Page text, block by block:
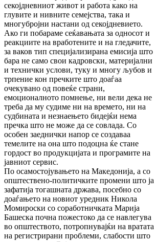
секојдневниот живот и работа како на
глувите и нивните семејства, така и
многубројни настани од секојдневието.
Ако ги побараме сеќавањата за односот и
реакциите на вработените и на гледачите,
за ваков тип специјализирана емисија што
бара не само свои кадровски, материјални
и технички услови, туку и многу љубов и
трпение кон пречките што доаѓаа
очекувано од повеќе страни,
емоционалното помнење, ни вели дека не
треба да му судиме ни на времето, ни на
судбината и незнаењето бидејќи нема
пречка што не може да се совлада. Со
особен заеднички напор се создаваа
темелите на она што подоцна ќе стане
гордост во продукцијата и програмите на
јавниот сервис.
По осамостојувањето на Македонија, а со
општествено-политичките промени што ја
зафатија тогашната држава, посебно со
доаѓањето на новиот уредник Никола
Момироски со соработничката Марија
Башеска почна пожестоко да се навлегува
во општеството, потропнувајќи на вратата
на регистрирани проблеми, слабости што